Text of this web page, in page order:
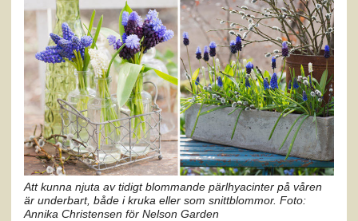
Att kunna njuta av tidigt blommande pärlhyacinter på våren
är underbart, både i kruka eller som snittblommor. Foto:
Annika Christensen för Nelson Garden